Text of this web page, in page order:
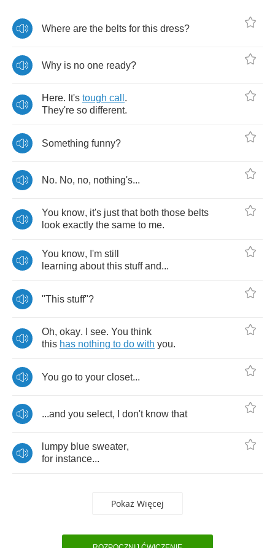
Where are the belts for this dress?
Why is no one ready?
Here. It's tough call .
They're so different.
Something funny?
No. No, no, nothing's...
You know, it's just that both those belts
look exactly the same to me.
You know, I'm still
learning about this stuff and...
"This stuff"?
Oh, okay. see. You think
this has nothing to do with you.
You go to your closet...
...and you select, don't know that
lumpy blue sweater,
for instance...
Pokaż Więcej